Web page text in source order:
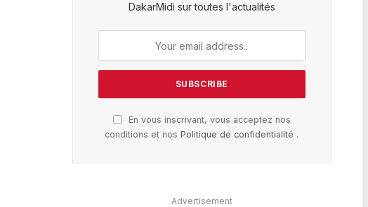
DakarMidi sur toutes l'actualités
En vous inscrivant, vous acceptez nos
conditions et nosPolitique de confidentialité .
Advertisement